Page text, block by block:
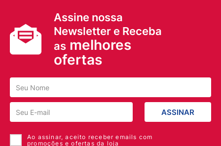
Assine nossa
Newsletter e Receba
as melhores
ofertas
ASSINAR
Ao assinar, aceito receber emails com
promoções e ofertas da loja